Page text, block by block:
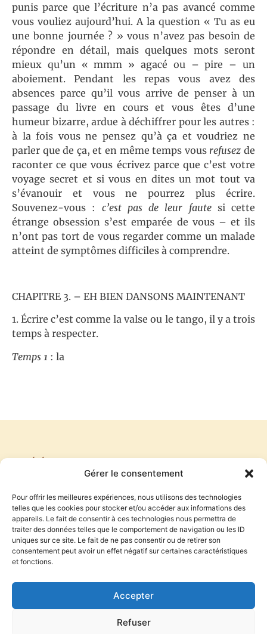
Gérer le consentement
Pour offrir les meilleures expériences, nous utilisons des technologies
telles que les cookies pour stocker et/ou accéder aux informations des
appareils. Le fait de consentir à ces technologies nous permettra de
traiter des données telles que le comportement de navigation ou les ID
uniques sur ce site. Le fait de ne pas consentir ou de retirer son
consentement peut avoir un effet négatif sur certaines caractéristiques
et fonctions.
Accepter
Refuser
punis parce que l’écriture n’a pas avancé comme
vous vouliez aujourd’hui. A la question « Tu as eu
une bonne journée ? » vous n’avez pas besoin de
répondre en détail, mais quelques mots seront
mieux qu’un « mmm » agacé ou – pire – un
aboiement. Pendant les repas vous avez des
absences parce qu’il vous arrive de penser à un
passage du livre en cours et vous êtes d’une
humeur bizarre, ardue à déchiffrer pour les autres :
à la fois vous ne pensez qu’à ça et voudriez ne
parler que de ça, et en même temps vous refusez de
raconter ce que vous écrivez parce que c’est votre
voyage secret et si vous en dites un mot tout va
s’évanouir et vous ne pourrez plus écrire.
Souvenez-vous : c’est pas de leur fautesi cette
étrange obsession s’est emparée de vous – et ils
n’ont pas tort de vous regarder comme un malade
atteint de symptômes difficiles à comprendre.
CHAPITRE 3. – EH BIEN DANSONS MAINTENANT
1. Écrire c’est comme la valse ou le tango, il y a trois
temps à respecter.
Temps 1 : la
PRÉCÉDENT
THE GOOD GUYS AND THE BAD GUYS
SUIVANT
S'inscrire à la newsletter
En indiquant votre adresse mail ci-dessus, vous consentez à
pouvez vous désinscrire à tout moment à travers le lien de